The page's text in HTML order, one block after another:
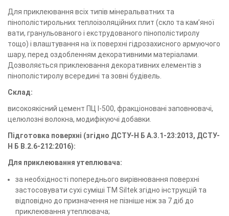
Для приклеювання всіх типів мінеральватних та
пінополістирольних теплоізоляційних плит (скло та кам’яної
вати, гранульованого і екструдованого пінополістиролу
тощо) і влаштування на їх поверхні гідрозахисного армуючого
шару, перед оздобленням декоративними матеріалами.
Дозволяється приклеювання декоративних елементів з
пінополістиролу всередині та зовні будівель.
Склад:
високоякісний цемент ПЦ І-500, фракціоновані заповнювачі,
целюлозні волокна, модифікуючі добавки.
Підготовка поверхні (згідно ДСТУ-Н Б А.3.1-23:2013, ДСТУ-
Н Б В.2.6-212:2016):
Для приклеювання утеплювача:
за необхідності попереднього вирівнювання поверхні
застосовувати сухі суміші ТМ Siltek згідно інструкцій та
відповідно до призначення не пізніше ніж за 7 діб до
приклеювання утеплювача;